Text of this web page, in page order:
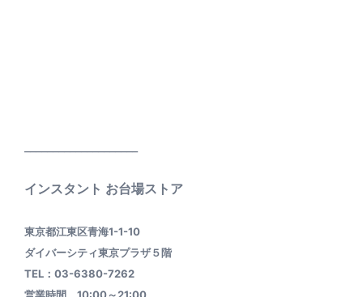
インスタント お台場ストア
東京都江東区青海1-1-10
ダイバーシティ東京プラザ５階
TEL：03-6380-7262
営業時間 10:00～21:00